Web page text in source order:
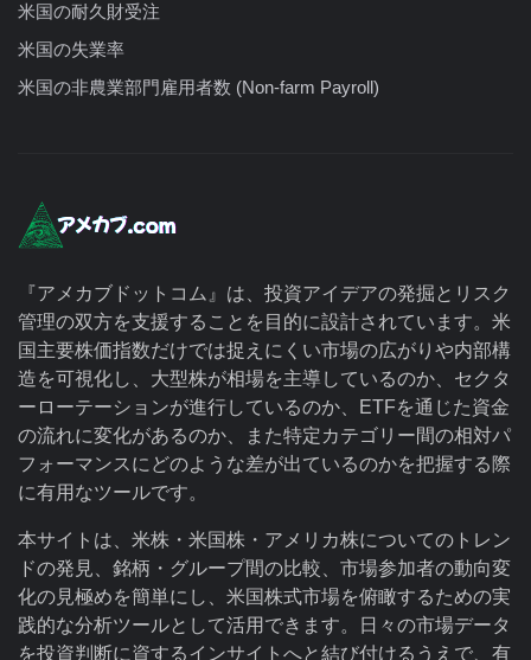
米国の耐久財受注
米国の失業率
米国の非農業部門雇用者数 (Non-farm Payroll)
『アメカブドットコム』は、投資アイデアの発掘とリスク
管理の双方を支援することを目的に設計されています。米
国主要株価指数だけでは捉えにくい市場の広がりや内部構
造を可視化し、大型株が相場を主導しているのか、セクタ
ーローテーションが進行しているのか、ETFを通じた資金
の流れに変化があるのか、また特定カテゴリー間の相対パ
フォーマンスにどのような差が出ているのかを把握する際
に有用なツールです。
本サイトは、米株・米国株・アメリカ株についてのトレン
ドの発見、銘柄・グループ間の比較、市場参加者の動向変
化の見極めを簡単にし、米国株式市場を俯瞰するための実
践的な分析ツールとして活用できます。日々の市場データ
を投資判断に資するインサイトへと結び付けるうえで、有